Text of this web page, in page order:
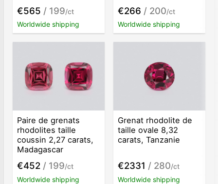
€565 / 199/ct
Worldwide shipping
€266 / 200/ct
Worldwide shipping
Paire de grenats
rhodolites taille
coussin 2,27 carats,
Madagascar
€452 / 199/ct
Worldwide shipping
Grenat rhodolite de
taille ovale 8,32
carats, Tanzanie
€2331 / 280/ct
Worldwide shipping